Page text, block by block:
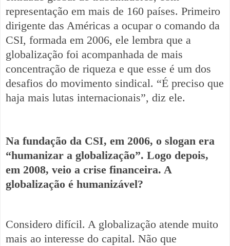
representação em mais de 160 países. Primeiro
dirigente das Américas a ocupar o comando da
CSI, formada em 2006, ele lembra que a
globalização foi acompanhada de mais
concentração de riqueza e que esse é um dos
desafios do movimento sindical. “É preciso que
haja mais lutas internacionais”, diz ele.
Na fundação da CSI, em 2006, o slogan era
“humanizar a globalização”. Logo depois,
em 2008, veio a crise financeira. A
globalização é humanizável?
Considero difícil. A globalização atende muito
mais ao interesse do capital. Não que